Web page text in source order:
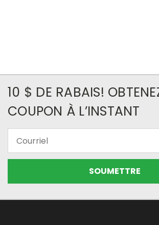
10 $ DE RABAIS!
COUPON À L’INSTANT